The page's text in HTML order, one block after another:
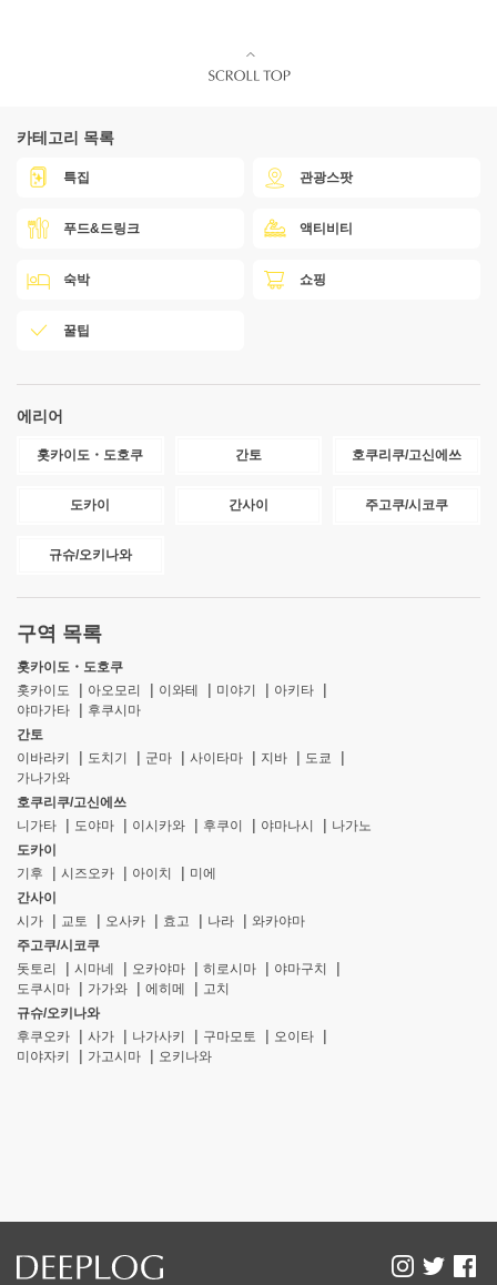
카테고리 목록
특집 관광스팟
푸드&드링크 액티비티
숙박 쇼핑
꿀팁
에리어
홋카이도・도호쿠 간토 호쿠리쿠/고신에쓰
도카이 간사이 주고쿠/시코쿠
규슈/오키나와
구역 목록
홋카이도・도호쿠
홋카이도
아오모리 이와테 미야기
아키타
야마가타
후쿠시마
간토
이바라키
도치기 군마 사이타마 지바
도쿄
가나가와
호쿠리쿠/고신에쓰
니가타
도야마 이시카와 후쿠이 야마나시
나가노
도카이
기후
시즈오카 아이치
미에
간사이
시가
교토 오사카 효고 나라
와카야마
주고쿠/시코쿠
돗토리
시마네 오카야마 히로시마
야마구치
도쿠시마
가가와 에히메
고치
규슈/오키나와
후쿠오카
사가 나가사키 구마모토
오이타
미야자키
가고시마 오키나와